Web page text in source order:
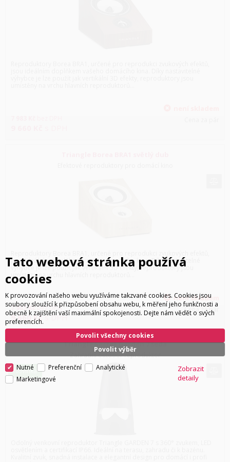
jsou ideálním doplňkem vašeho domácího kina. Díky nastavitelné
výhybce je lze použít jak vertikální 3D efekty, reproduktory jsou
umístěny na vrchu hlavních reproduktorů...
7 983Kčbez DPH
9 660Kč s DPH
není skladem
Cena za pár
Triangle Secret Garden 7 šedá
Zahradní outdoor reproduktor
Novinka
Tato webová stránka používá
cookies
K provozování našeho webu využíváme takzvané cookies. Cookies jsou
soubory sloužící k přizpůsobení obsahu webu, k měření jeho funkčnosti a
obecně k zajištění vaší maximální spokojenosti. Dejte nám vědět o svých
preferencích.
Povolit výběr
Povolit všechny cookies
Nutné Preferenční
Analytické
Marketingové
Zobrazit
detaily